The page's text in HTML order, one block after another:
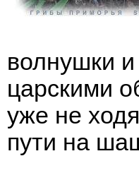
волнушки
царскими
уже не
пути на